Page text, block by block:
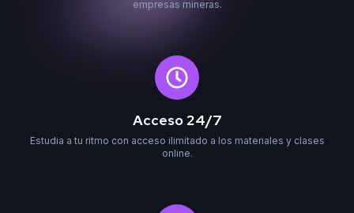
empresas mineras.
Acceso 24/7
Estudia a tu ritmo con acceso ilimitado a los materiales y clases
online.